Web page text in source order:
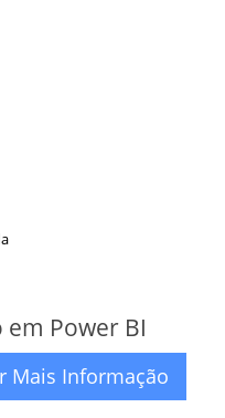
em Power BI
Mais Informação